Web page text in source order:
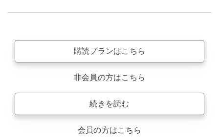
購読プランはこちら
非会員の方はこちら
続きを読む
会員の方はこちら